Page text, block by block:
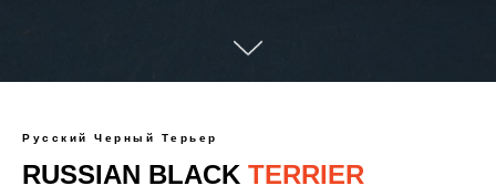
Русский Черный Терьер
RUSSIAN BLACK TERRIER